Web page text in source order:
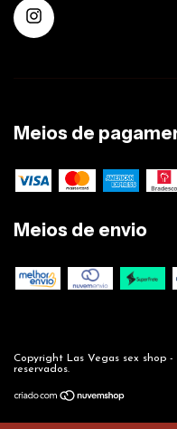
Meios de
Meios de envio
Copyright Las Vegas sex shop -
reservados.